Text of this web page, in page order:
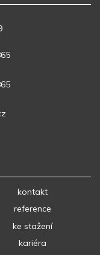
kontakt
reference
ke stažení
kariéra